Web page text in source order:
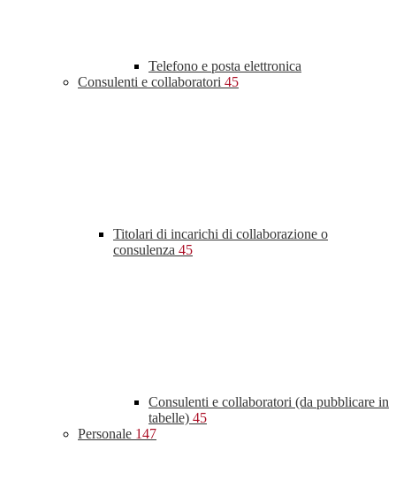
Telefono e posta elettronica
Consulenti e collaboratori 45
Titolari di incarichi di collaborazione o
consulenza 45
Consulenti e collaboratori (da pubblicare in
tabelle) 45
Personale 147